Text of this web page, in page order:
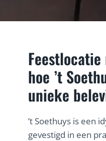
hoe ’t
unieke
’t Soethuys is een
gevestigd in een